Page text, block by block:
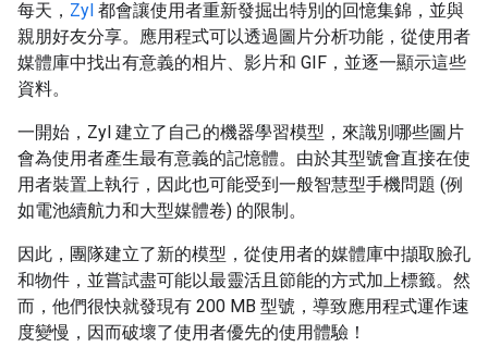
每天， Zyl 都會讓使用者重新發掘出特別的回憶集錦，並與
親朋好友分享。應用程式可以透過圖片分析功能，從使用者
媒體庫中找出有意義的相片、影片和 GIF，並逐一顯示這些
資料。
一開始，Zyl 建立了自己的機器學習模型，來識別哪些圖片
會為使用者產生最有意義的記憶體。由於其型號會直接在使
用者裝置上執行，因此也可能受到一般智慧型手機問題 (例
如電池續航力和大型媒體卷) 的限制。
因此，團隊建立了新的模型，從使用者的媒體庫中擷取臉孔
和物件，並嘗試盡可能以最靈活且節能的方式加上標籤。然
而，他們很快就發現有 200 MB 型號，導致應用程式運作速
度變慢，因而破壞了使用者優先的使用體驗！